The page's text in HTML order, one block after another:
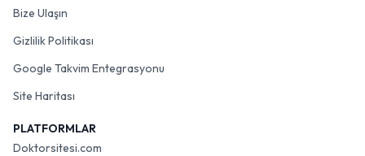
Bize Ulaşın
Gizlilik Politikası
Google Takvim Entegrasyonu
Site Haritası
PLATFORMLAR
Doktorsitesi.com